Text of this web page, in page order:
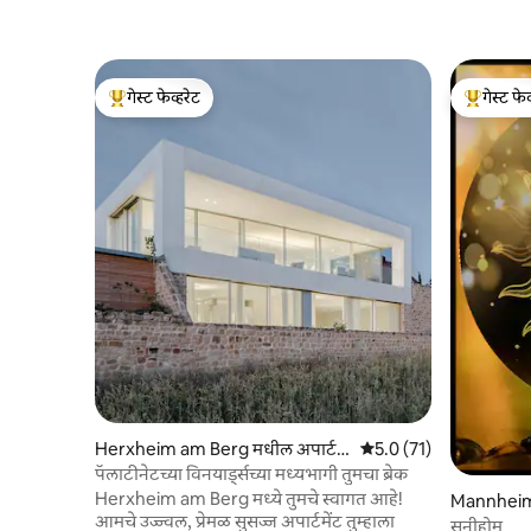
टॉप गेस्ट फेव्हरेट
गेस्ट फेव्हरेट
Herxheim am Berg मधील अपार्ट
मेंट
5 पैकी 5.0 सरासरी रेटिंग,
5.0 (71)
पॅलाटीनेटच्या विनयार्ड्सच्या मध्यभागी तुमचा ब्रेक
Herxheim am Berg मध्ये तुमचे स्वागत आहे!
आमचे उज्ज्वल, प्रेमळ सुसज्ज अपार्टमेंट तुम्हाला
टॉप गेस्ट
गेस्ट
सनीहोम